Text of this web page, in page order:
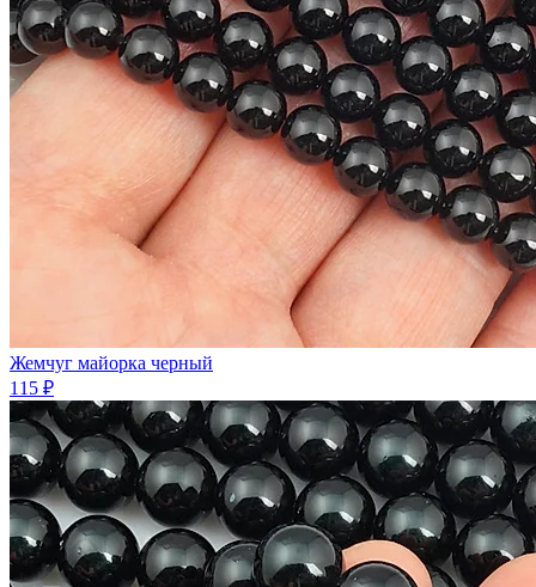
Жемчуг майорка черный
115 ₽